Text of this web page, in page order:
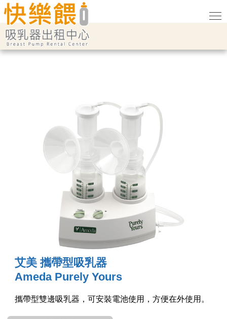
艾美 攜帶型吸乳器
Ameda Purely Yours
攜帶型雙邊吸乳器，可安裝電池使用，方便在外使用。